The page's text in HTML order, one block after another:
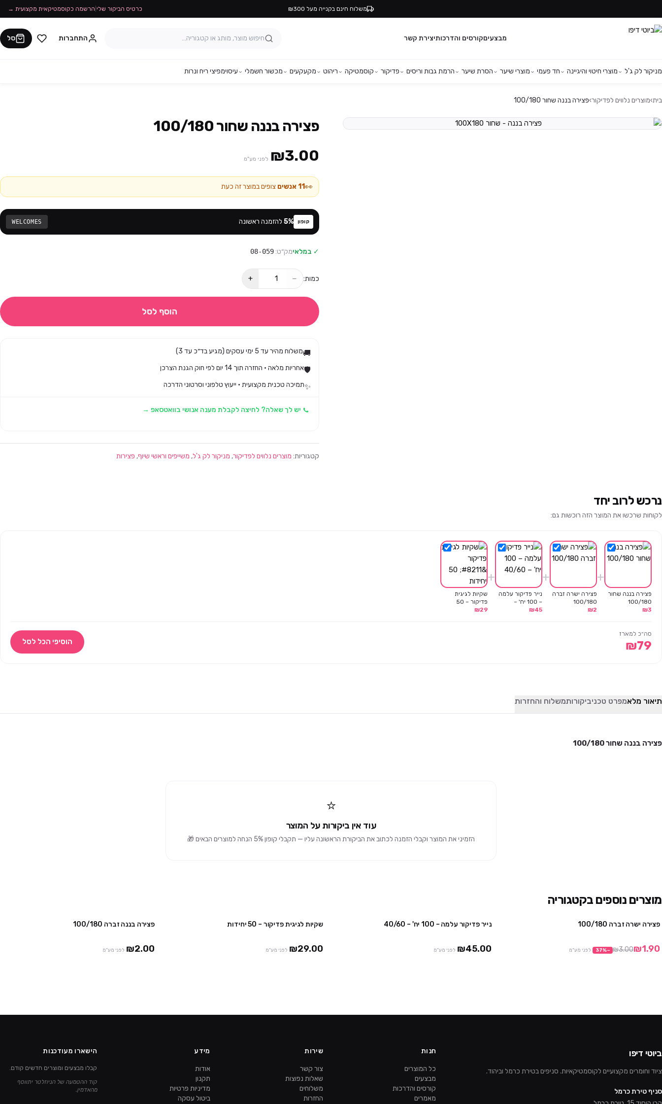
משלוח חינם בקנייה מעל ₪300 כרטיס הביקור שלי הרשמה כקוסמטיקאית מקצועית →
מבצעיםקורסים והדרכותיצירת קשר התחברות סל
מניקור לק ג'ל מוצרי חיטוי והיגיינה חד פעמי מוצרי שיער הסרת שיער הרמת גבות וריסים פדיקור קוסמטיקה ריהוט מקעקעים מכשור חשמלי עיסוימפיצי ריח ונרות
בית›מוצרים נלווים לפדיקור›פצירה בננה שחור 100/180
פצירה בננה שחור 100/180
₪3.00 לפני מע"מ
👀
11אנשים צופים במוצר זה כעת
קופון 5% להזמנה ראשונה WELCOMES
✓ במלאימק״ט:08-059
כמות: −
+
הוסף לסל
🚚משלוח מהיר עד 5 ימי עסקים (מגיע בד״כ עד 3)
🛡️אחריות מלאה · החזרה תוך 14 יום לפי חוק הגנת הצרכן
✨תמיכה טכנית מקצועית · ייעוץ טלפוני וסרטוני הדרכה
יש לך שאלה? לחיצה לקבלת מענה אנושי בוואטסאפ →
קטגוריות: מוצרים נלווים לפדיקור, מניקור לק ג'ל, משייפים וראשי שיוף, פצירות
נרכש לרוב יחד
לקוחות שרכשו את המוצר הזה רוכשות גם:
פצירה בננה שחור
100/180
₪3
+
פצירה ישרה זברה
100/180
₪2
+
נייר פדיקור עלמה
– 100 יח' –
40/60
₪45
+
שקיות לגיגית
פדיקור – 50
יחידות
₪29
סה״כ למארז
₪79 הוסיפי הכל לסל
תיאור מלאמפרט טכניביקורותמשלוח והחזרות
פצירה בננה שחור 100/180
⭐
עוד אין ביקורות על המוצר
הזמיני את המוצר וקבלי הזמנה לכתוב את הביקורת הראשונה עליו — תקבלי קופון 5% הנחה למוצרים הבאים 🎁
מוצרים נוספים בקטגוריה
פצירה ישרה זברה 100/180
₪1.90
₪3.00
−
37% לפני מע"מ
נייר פדיקור עלמה – 100 יח' – 40/60
₪45.00 לפני מע"מ
שקיות לגיגית פדיקור – 50 יחידות
₪29.00 לפני מע"מ
פצירה בננה זברה 100/180
₪2.00 לפני מע"מ
ביוטי דיפו
ציוד וחומרים מקצועיים לקוסמטיקאיות. סניפים בטירת כרמל וביהוד.
סניף טירת כרמל
חנות
כל המוצרים
מבצעים
קורסים והדרכות
מאמרים
שירות
צור קשר
שאלות נפוצות
משלוחים
החזרות
מידע
אודות
תקנון
מדיניות פרטיות
ביטול עסקה
הישארו מעודכנות
קבלו מבצעים ומוצרים חדשים קודם.
קוד ההטמעה של הניוזלטר יתווסף
מהאדמין.